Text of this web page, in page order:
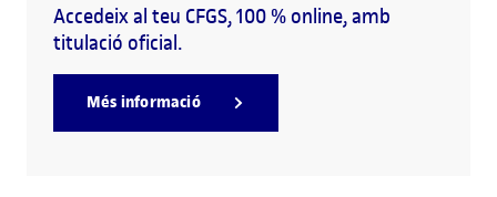
Accedeix al teu CFGS, 100 % online, amb
titulació oficial.
Més informació